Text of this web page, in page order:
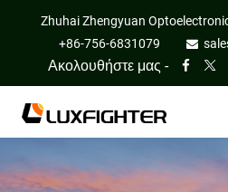
Zhuhai Zhengyuan
+86-756-6831079
Ακολουθήστε μας -